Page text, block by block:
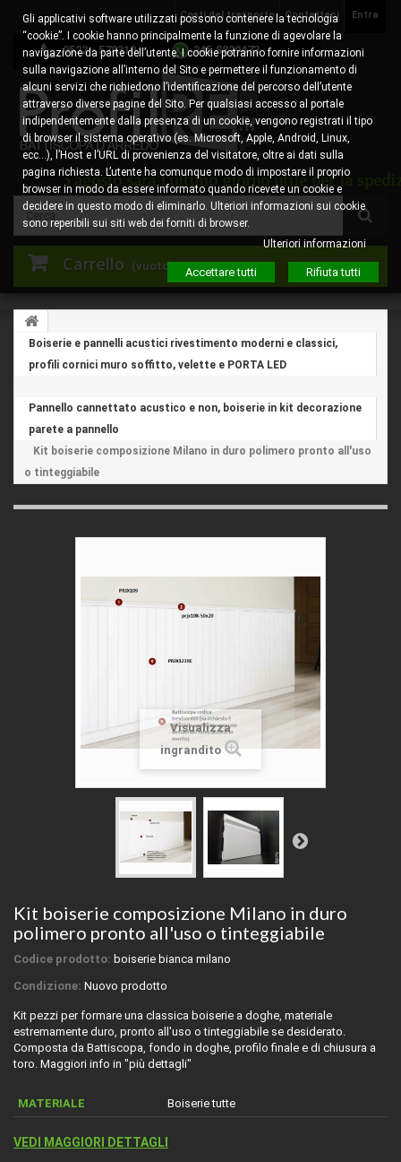
Entra
Contattaci
Costi del trasporto
0522 - 578310 345.8829473
Carrello (vuoto)
6 agosto sarà l'ultimo giorno utile per la
Boiserie e pannelli acustici rivestimento moderni e classici,
profili cornici muro soffitto, velette e PORTA LED
Pannello cannettato acustico e non, boiserie in kit decorazione
parete a pannello
Kit boiserie composizione Milano in duro polimero pronto all'uso
o tinteggiabile
Visualizza
ingrandito
Kit boiserie composizione Milano in duro
polimero pronto all'uso o tinteggiabile
Codice prodotto: boiserie bianca milano
Condizione: Nuovo prodotto
Kit pezzi per formare una classica boiserie a doghe, materiale
estremamente duro, pronto all'uso o tinteggiabile se desiderato.
Composta da Battiscopa, fondo in doghe, profilo finale e di chiusura a
toro. Maggiori info in "più dettagli"
MATERIALE Boiserie tutte
VEDI MAGGIORI DETTAGLI
Gli applicativi software utilizzati possono contenere la tecnologia
“cookie”. I cookie hanno principalmente la funzione di agevolare la
navigazione da parte dell’utente. I cookie potranno fornire informazioni
sulla navigazione all’interno del Sito e permettere il funzionamento di
alcuni servizi che richiedono l’identificazione del percorso dell’utente
attraverso diverse pagine del Sito. Per qualsiasi accesso al portale
indipendentemente dalla presenza di un cookie, vengono registrati il tipo
di browser il sistema operativo (es. Microsoft, Apple, Android, Linux,
ecc…), l’Host e l’URL di provenienza del visitatore, oltre ai dati sulla
pagina richiesta. L’utente ha comunque modo di impostare il proprio
browser in modo da essere informato quando ricevete un cookie e
decidere in questo modo di eliminarlo. Ulteriori informazioni sui cookie
sono reperibili sui siti web dei forniti di browser.
Ulteriori informazioni
Accettare tutti Rifiuta tutti